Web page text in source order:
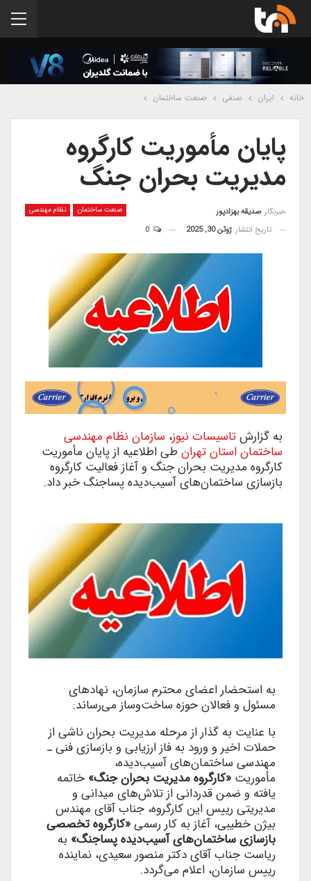
خانه ایران صنفی صنعت ساختمان
پایان مأموریت کارگروه
مدیریت بحران جنگ
صنعت ساختمان نظام مهندسی خبرنگار صدیقه بهزادپور
تاریخ انتشار ژوئن 30, 2025
به گزارشتاسیسات نیوز، سازمان نظام مهندسی
ساختمان استان تهرانطی اطلاعیه از پایان مأموریت
کارگروه مدیریت بحران جنگ و آغاز فعالیت کارگروه
بازسازی ساختمان‌های آسیب‌دیده پساجنگ خبر داد.
به استحضار اعضای محترم سازمان، نهادهای
مسئول و فعالان حوزه ساخت‌وساز می‌رساند:
با عنایت به گذار از مرحله مدیریت بحران ناشی از
حملات اخیر و ورود به فاز ارزیابی و بازسازی فنی ـ
مهندسی ساختمان‌های آسیب‌دیده،
مأموریت «کارگروه مدیریت بحران جنگ» خاتمه
یافته و ضمن قدردانی از تلاش‌های میدانی و
مدیریتی رییس این کارگروه، جناب آقای مهندس
بیژن خطیبی، آغاز به ‌کار رسمی«کارگروه تخصصی
بازسازی ساختمان‌های آسیب‌دیده پساجنگ» به
ریاست جناب آقای دکتر منصور سعیدی، نماینده
رییس سازمان، اعلام می‌گردد.